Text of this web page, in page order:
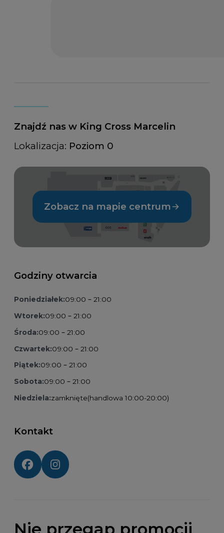
Znajdź nas w King Cross Marcelin
Lokalizacja: Poziom 0
Zobacz na mapie centrum
Godziny otwarcia
Poniedziałek:09:00 – 21:00
Wtorek:09:00 – 21:00
Środa:09:00 – 21:00
Czwartek:09:00 – 21:00
Piątek:09:00 – 21:00
Sobota:09:00 – 21:00
Niedziela:zamknięte(handlowa 10:00-20:00)
Kontakt
Social media: